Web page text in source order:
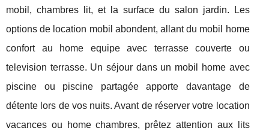
mobil, chambres lit, et la surface du salon jardin. Les
options de location mobil abondent, allant du mobil home
confort au home equipe avec terrasse couverte ou
television terrasse. Un séjour dans un mobil home avec
piscine ou piscine partagée apporte davantage de
détente lors de vos nuits. Avant de réserver votre location
vacances ou home chambres, prêtez attention aux lits